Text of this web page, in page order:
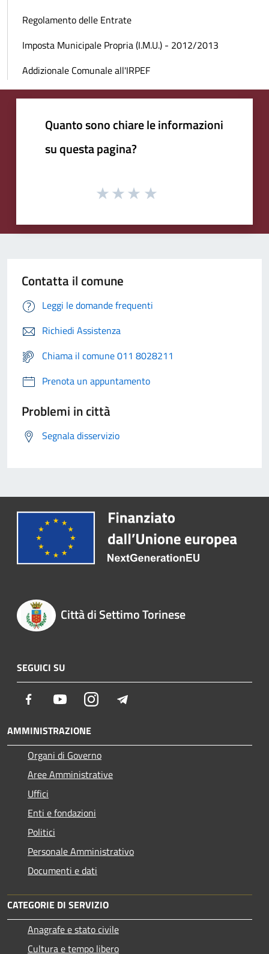
Regolamento delle Entrate
Imposta Municipale Propria (I.M.U.) - 2012/2013
Addizionale Comunale all'IRPEF
Quanto sono chiare le informazioni
su questa pagina?
Contatta il comune
Leggi le domande frequenti
Richiedi Assistenza
Chiama il comune 011 8028211
Prenota un appuntamento
Problemi in città
Segnala disservizio
Città di Settimo Torinese
SEGUICI SU
Facebook YoutubeInstagram
AMMINISTRAZIONE
Organi di Governo
Aree Amministrative
Uffici
Enti e fondazioni
Politici
Personale Amministrativo
Documenti e dati
CATEGORIE DI SERVIZIO
Anagrafe e stato civile
Cultura e tempo libero